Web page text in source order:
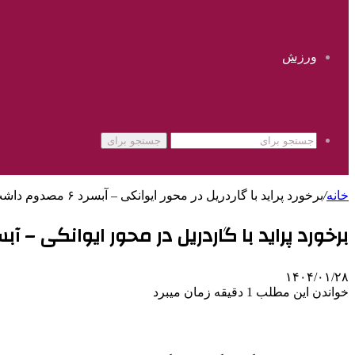
ورزش
جستجو برای
خانه/برخورد پراید با گاردریل در محور ایوانکی – آبسرد ۶ مصدوم داشت
برخورد پراید با گاردریل در محور ایوانکی – آبسرد ۶
۱۴۰۴/۰۱/۲۸
خواندن این مطلب 1 دقیقه زمان میبرد